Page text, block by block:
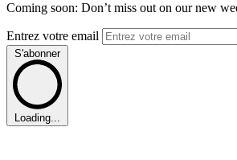
Coming soon: Don’t miss out on our new
Entrez votre email
S'abonner
Loading...